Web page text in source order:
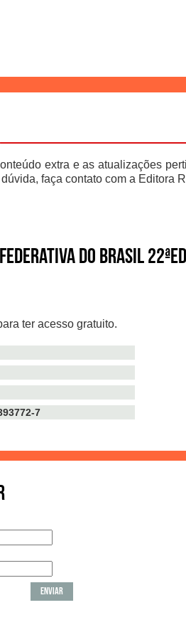
extra e as atualizações
faça contato com a Editora
do Brasil
ter acesso gratuito.